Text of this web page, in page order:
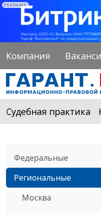
РЕКЛАМА
Компания
Судебная практика
Федеральные
Региональные
Москва